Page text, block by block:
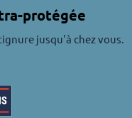
protégée
jusqu'à chez vous.